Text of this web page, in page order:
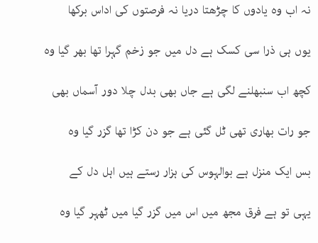
نہ اب وہ یادوں کا چڑھتا دریا نہ فرصتوں کی اداس برکھا
یوں ہی ذرا سی کسک ہے دل میں جو زخم گہرا تھا بھر گیا وہ
کچھ اب سنبھلنے لگی ہے جاں بھی بدل چلا دور آسماں بھی
جو رات بھاری تھی ٹل گئی ہے جو دن کڑا تھا گزر گیا وہ
بس ایک منزل ہے بوالہوس کی ہزار رستے ہیں اہل دل کے
یہی تو ہے فرق مجھ میں اس میں گزر گیا میں ٹھہر گیا وہ